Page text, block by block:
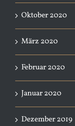
Oktober 2020
März 2020
Februar 2020
Januar 2020
Dezember 2019